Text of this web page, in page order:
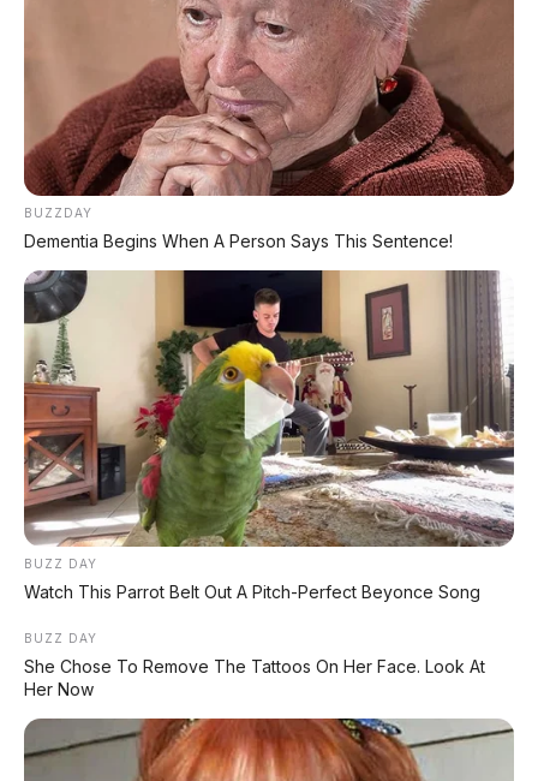
FACEBOOK KAMI
BUZZDAY
Dementia Begins When A Person Says This Sentence!
BUZZ DAY
Watch This Parrot Belt Out A Pitch-Perfect Beyonce Song
BUZZ DAY
She Chose To Remove The Tattoos On Her Face. Look At
Her Now